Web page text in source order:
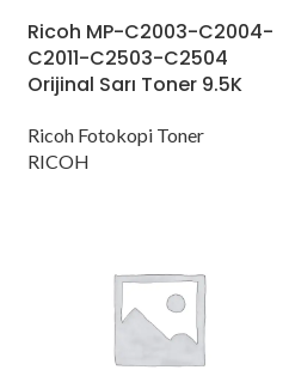
Ricoh MP-C2003-C2004-
C2011-C2503-C2504
Orijinal Sarı Toner 9.5K
Ricoh Fotokopi Toner
RICOH